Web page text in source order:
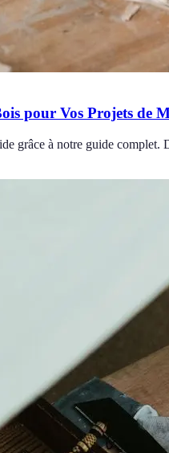
pour Vos Projets de
grâce à notre guide